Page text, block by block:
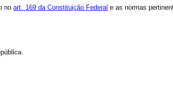
noart. 169 da Constituição Federal e as normas